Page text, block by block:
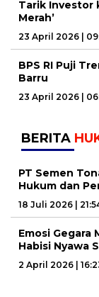
Tarik Investor
Merah’
23 April 2026 |
BPS RI Puji
Barru
23 April 2026 |
BERITA
PT Semen
Hukum dan
18 Juli 2026 |
Emosi Gegara
Habisi Nyawa
2 April 2026 |